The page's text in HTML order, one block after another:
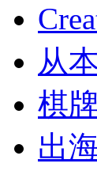
从
棋
出